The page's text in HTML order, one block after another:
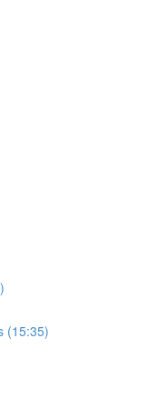
(15:35)